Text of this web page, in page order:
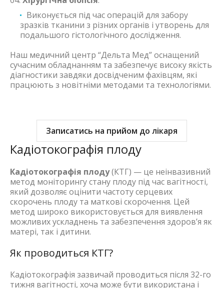
Виконується під час операцій для забору
зразків тканини з різних органів і утворень для
подальшого гістологічного дослідження.
Наш медичний центр “Дельта Мед” оснащений
сучасним обладнанням та забезпечує високу якість
діагностики завдяки досвідченим фахівцям, які
працюють з новітніми методами та технологіями.
Записатись на прийом до лікаря
Кадіотокографія плоду
Кадіотокографія плоду(КТГ) — це неінвазивний
метод моніторингу стану плоду під час вагітності,
який дозволяє оцінити частоту серцевих
скорочень плоду та маткові скорочення. Цей
метод широко використовується для виявлення
можливих ускладнень та забезпечення здоров’я як
матері, так і дитини.
Як проводиться КТГ?
Кадіотокографія зазвичай проводиться після 32-го
тижня вагітності, хоча може бути використана і